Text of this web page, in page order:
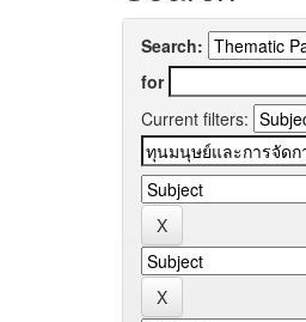
Search:
for
Current filters: